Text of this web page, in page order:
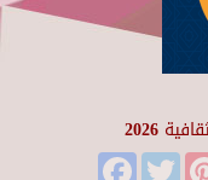
2026
Facebook